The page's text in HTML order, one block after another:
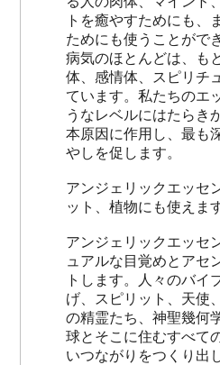
トを癒やすためにも、
ためにも使うことがで
病気のほとんどは、も
体、感情体、スピリチ
ています。私たちのエ
うなレベルにはたらき
本原因に作用し、最も
やしを促します。
アンジェリックエッセ
ット、植物にも使えま
アンジェリックエッセ
ュアルな目覚めとアセ
トします。人々のバイ
げ、スピリット、天使
の精霊たち、神聖幾何
球とそこに住むすべて
いつながりをつくり出